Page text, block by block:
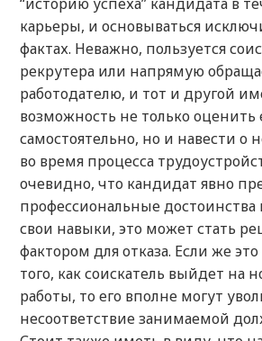
карьеры, и основываться
фактах. Неважно, пользуется
рекрутера или напрямую
работодателю, и тот и другой
возможность не только оценить
самостоятельно, но и навести о
во время процесса
очевидно, что кандидат явно
профессиональные достоинства
свои навыки, это может стать
фактором для отказа. Если же
того, как соискатель выйдет на
работы, то его вполне могут
несоответствие занимаемой